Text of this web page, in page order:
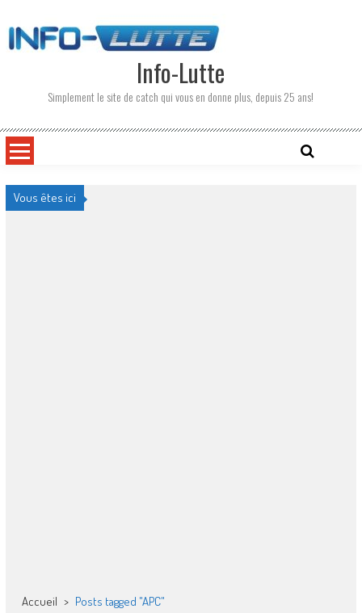
to
content
Info-Lutte
Simplement le site de catch qui vous en donne plus, depuis 25 ans!
Vous êtes ici
Accueil > Posts tagged "APC"